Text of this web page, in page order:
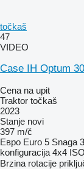
točkaš
47
VIDEO
Case IH Optum
Cena na upit
Traktor točkaš
2023
Stanje novi
397 m/č
Евро Euro 5 Snaga
konfiguracija 4x4
Brzina rotacije